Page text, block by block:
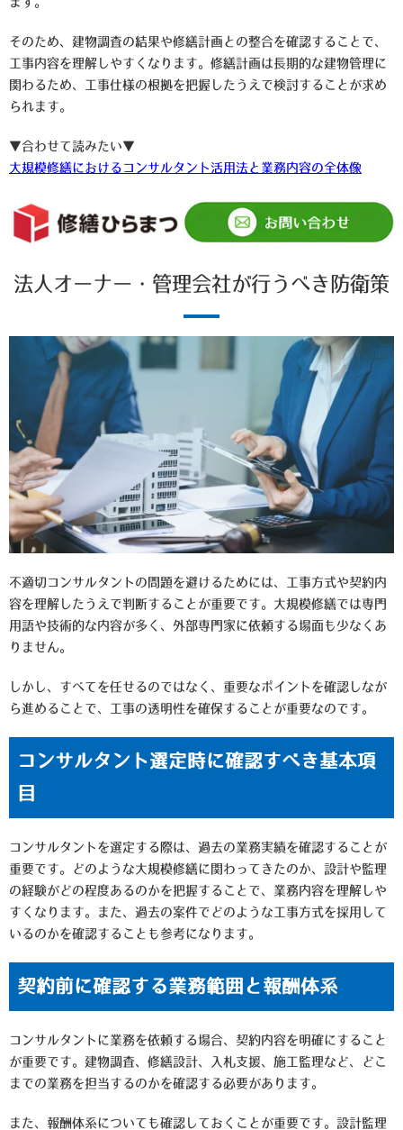
そのため、建物調査の結果や修繕計画との整合を確認することで、
工事内容を理解しやすくなります。修繕計画は長期的な建物管理に
関わるため、工事仕様の根拠を把握したうえで検討することが求め
られます。
▼合わせて読みたい▼
大規模修繕におけるコンサルタント活用法と業務内容の全体像
法人オーナー・管理会社が行うべき防衛策
不適切コンサルタントの問題を避けるためには、工事方式や契約内
容を理解したうえで判断することが重要です。大規模修繕では専門
用語や技術的な内容が多く、外部専門家に依頼する場面も少なくあ
りません。
しかし、すべてを任せるのではなく、重要なポイントを確認しなが
ら進めることで、工事の透明性を確保することが重要なのです。
コンサルタント選定時に確認すべき基本項
目
コンサルタントを選定する際は、過去の業務実績を確認することが
重要です。どのような大規模修繕に関わってきたのか、設計や監理
の経験がどの程度あるのかを把握することで、業務内容を理解しや
すくなります。また、過去の案件でどのような工事方式を採用して
いるのかを確認することも参考になります。
契約前に確認する業務範囲と報酬体系
コンサルタントに業務を依頼する場合、契約内容を明確にすること
が重要です。建物調査、修繕設計、入札支援、施工監理など、どこ
までの業務を担当するのかを確認する必要があります。
また、報酬体系についても確認しておくことが重要です。設計監理